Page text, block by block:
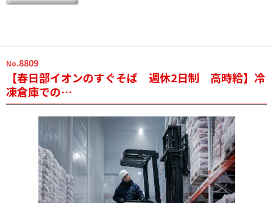
No.8809
【春日部イオンのすぐそば 週休2日制 高時給】冷
凍倉庫での…